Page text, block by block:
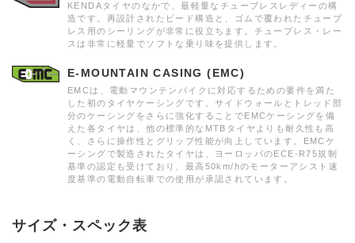
KENDAタイヤのなかで、最軽量なチューブレスレディーの構
造です。再設計されたビード構造と、ゴムで覆われたチューブ
レス用のシーリングが非常に役立ちます。チューブレス・レー
スは非常に軽量でソフトな乗り味を提供します。
E-MOUNTAIN CASING (EMC)
EMCは、電動マウンテンバイクに対応するための要件を満た
した初のタイヤケーシングです。サイドウォールとトレッド部
分のケーシングをさらに強化することでEMCケーシングを備
えた各タイヤは、他の標準的なMTBタイヤよりも耐久性も高
く、さらに操作性とグリップ性能が向上しています。EMCケ
ーシングで製造されたタイヤは、ヨーロッパのECE-R75規制
基準の認定も受けており、最高50km/hのモーターアシスト速
度基準の電動自転車での使用が承認されています。
サイズ・スペック表